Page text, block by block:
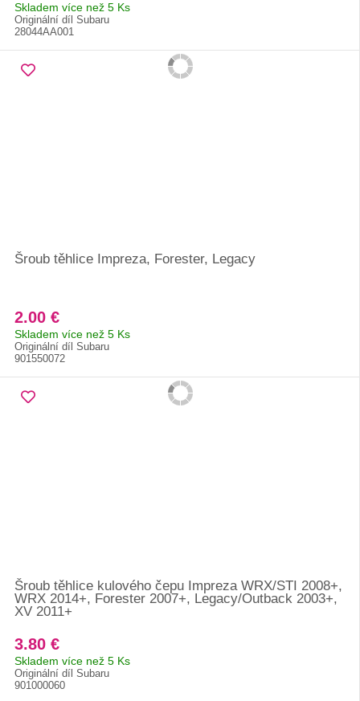
Skladem více než 5 Ks
Originální díl Subaru
28044AA001
Šroub těhlice Impreza, Forester, Legacy
2.00 €
Skladem více než 5 Ks
Originální díl Subaru
901550072
Šroub těhlice kulového čepu Impreza WRX/STI 2008+,
WRX 2014+, Forester 2007+, Legacy/Outback 2003+,
XV 2011+
3.80 €
Skladem více než 5 Ks
Originální díl Subaru
901000060